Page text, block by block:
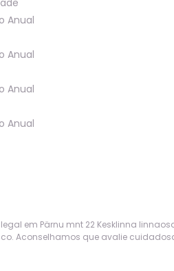
Anual
Anual
Anual
Anual
em Pärnu mnt 22 Kesklinna
Aconselhamos que avalie